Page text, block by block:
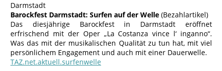
Darmstadt
Barockfest Darmstadt: Surfen auf der Welle (Bezahlartikel)
Das diesjährige Barockfest in Darmstadt eröffnet
erfrischend mit der Oper „La Costanza vince l‘ inganno“.
Was das mit der musikalischen Qualität zu tun hat, mit viel
persönlichem Engagement und auch mit einer Dauerwelle.
TAZ.net.aktuell.surfenwelle